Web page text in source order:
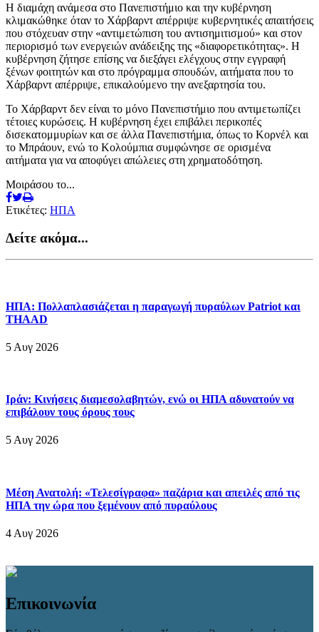
Η διαμάχη ανάμεσα στο Πανεπιστήμιο και την κυβέρνηση
κλιμακώθηκε όταν το Χάρβαρντ απέρριψε κυβερνητικές απαιτήσεις
που στόχευαν στην «αντιμετώπιση του αντισημιτισμού» και στον
περιορισμό των ενεργειών ανάδειξης της «διαφορετικότητας». Η
κυβέρνηση ζήτησε επίσης να διεξάγει ελέγχους στην εγγραφή
ξένων φοιτητών και στο πρόγραμμα σπουδών, αιτήματα που το
Χάρβαρντ απέρριψε, επικαλούμενο την ανεξαρτησία του.
Το Χάρβαρντ δεν είναι το μόνο Πανεπιστήμιο που αντιμετωπίζει
τέτοιες κυρώσεις. Η κυβέρνηση έχει επιβάλει περικοπές
δισεκατομμυρίων και σε άλλα Πανεπιστήμια, όπως το Κορνέλ και
το Μπράουν, ενώ το Κολούμπια συμφώνησε σε ορισμένα
αιτήματα για να αποφύγει απώλειες στη χρηματοδότηση.
Μοιράσου το...
Ετικέτες: ΗΠΑ
Δείτε ακόμα...
ΗΠΑ: Πολλαπλασιάζεται η παραγωγή πυραύλων Patriot και
THAAD
5 Αυγ 2026
Ιράν: Κινήσεις διαμεσολαβητών, ενώ οι ΗΠΑ αδυνατούν να
επιβάλουν τους όρους τους
5 Αυγ 2026
Μέση Ανατολή: «Τελεσίγραφα» παζάρια και απειλές από τις
ΗΠΑ την ώρα που ξεμένουν από πυραύλους
4 Αυγ 2026
Επικοινωνία